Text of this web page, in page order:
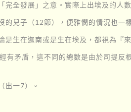
全發展」之意。實際上出埃及的人
兒子（12節），便雅憫的情況也一
生在迦南或是生在埃及，都視為『
矛盾，這不同的總數是由於司提
出一7）。